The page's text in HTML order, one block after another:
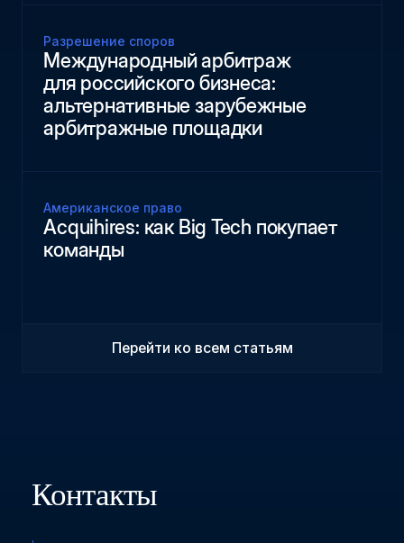
Разрешение споров
Международный арбитраж
для российского бизнеса:
альтернативные зарубежные
арбитражные площадки
Американское право
Acquihires: как Big Tech покупает
команды
Перейти ко всем статьям
Контакты